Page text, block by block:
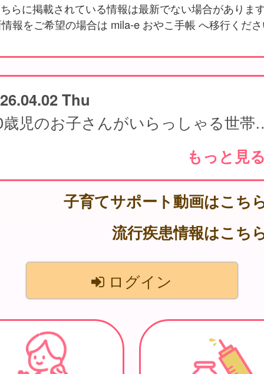
らに掲載されている情報は最新でない場合があります
報をご希望の場合は mila-e おやこ手帳 へ移行くださ
Thu
0歳児のお子さんがいらっ
もっと見る
子育てサポート動画はこち
流行疾患情報はこち
ログイン